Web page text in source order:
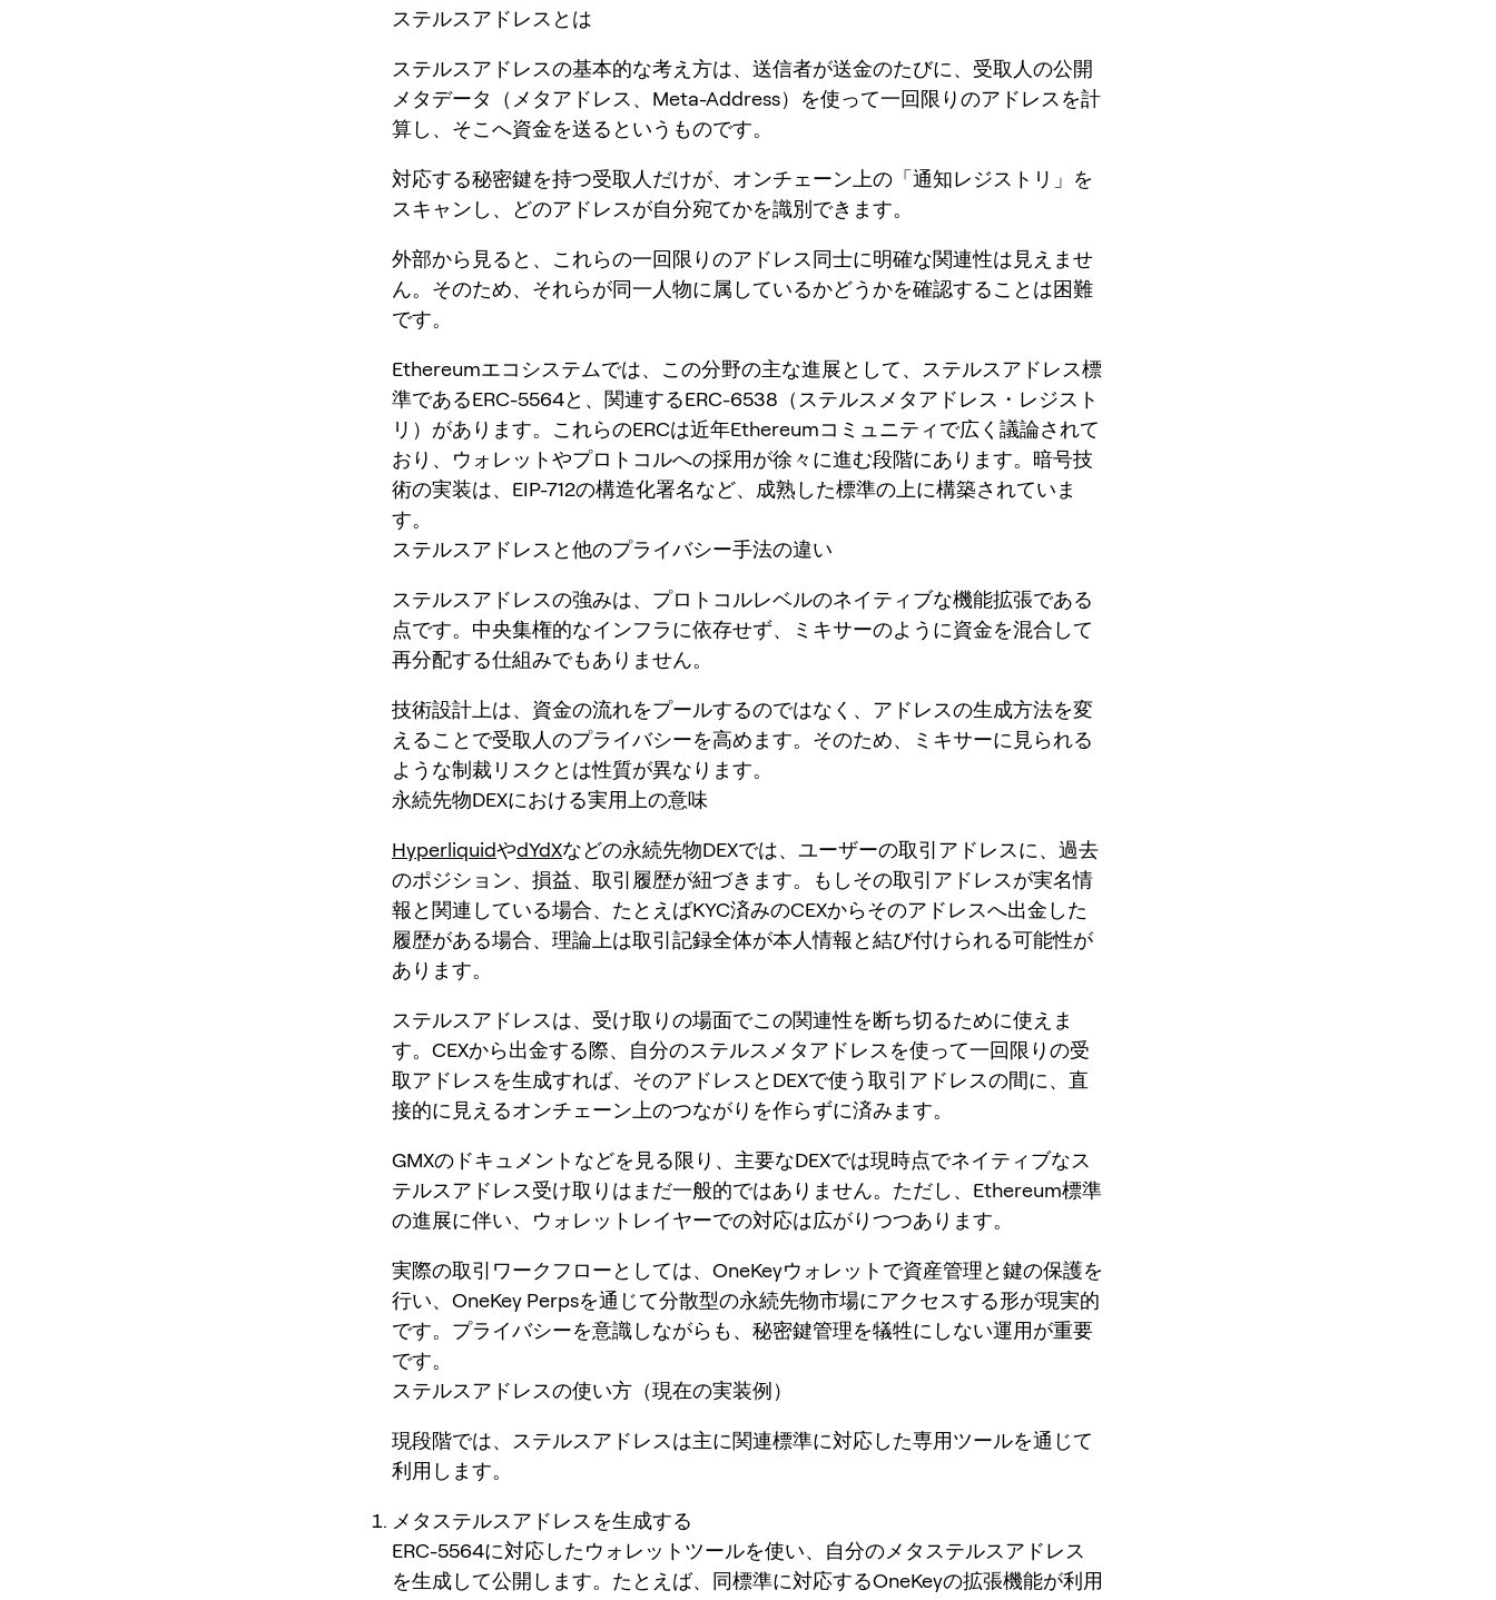
ステルスアドレスとは
ステルスアドレスの基本的な考え方は、送信者が送金のたびに、受取人の公開
メタデータ（メタアドレス、Meta-Address）を使って一回限りのアドレスを計
算し、そこへ資金を送るというものです。
対応する秘密鍵を持つ受取人だけが、オンチェーン上の「通知レジストリ」を
スキャンし、どのアドレスが自分宛てかを識別できます。
外部から見ると、これらの一回限りのアドレス同士に明確な関連性は見えませ
ん。そのため、それらが同一人物に属しているかどうかを確認することは困難
です。
Ethereumエコシステムでは、この分野の主な進展として、ステルスアドレス標
準であるERC-5564と、関連するERC-6538（ステルスメタアドレス・レジスト
リ）があります。これらのERCは近年Ethereumコミュニティで広く議論されて
おり、ウォレットやプロトコルへの採用が徐々に進む段階にあります。暗号技
術の実装は、EIP-712の構造化署名など、成熟した標準の上に構築されていま
す。
ステルスアドレスと他のプライバシー手法の違い
ステルスアドレスの強みは、プロトコルレベルのネイティブな機能拡張である
点です。中央集権的なインフラに依存せず、ミキサーのように資金を混合して
再分配する仕組みでもありません。
技術設計上は、資金の流れをプールするのではなく、アドレスの生成方法を変
えることで受取人のプライバシーを高めます。そのため、ミキサーに見られる
ような制裁リスクとは性質が異なります。
永続先物DEXにおける実用上の意味
HyperliquidやdYdXなどの永続先物DEXでは、ユーザーの取引アドレスに、過去
のポジション、損益、取引履歴が紐づきます。もしその取引アドレスが実名情
報と関連している場合、たとえばKYC済みのCEXからそのアドレスへ出金した
履歴がある場合、理論上は取引記録全体が本人情報と結び付けられる可能性が
あります。
ステルスアドレスは、受け取りの場面でこの関連性を断ち切るために使えま
す。CEXから出金する際、自分のステルスメタアドレスを使って一回限りの受
取アドレスを生成すれば、そのアドレスとDEXで使う取引アドレスの間に、直
接的に見えるオンチェーン上のつながりを作らずに済みます。
GMXのドキュメントなどを見る限り、主要なDEXでは現時点でネイティブなス
テルスアドレス受け取りはまだ一般的ではありません。ただし、Ethereum標準
の進展に伴い、ウォレットレイヤーでの対応は広がりつつあります。
実際の取引ワークフローとしては、OneKeyウォレットで資産管理と鍵の保護を
行い、OneKey Perpsを通じて分散型の永続先物市場にアクセスする形が現実的
です。プライバシーを意識しながらも、秘密鍵管理を犠牲にしない運用が重要
です。
ステルスアドレスの使い方（現在の実装例）
現段階では、ステルスアドレスは主に関連標準に対応した専用ツールを通じて
利用します。
メタステルスアドレスを生成する
ERC-5564に対応したウォレットツールを使い、自分のメタステルスアドレス
を生成して公開します。たとえば、同標準に対応するOneKeyの拡張機能が利用